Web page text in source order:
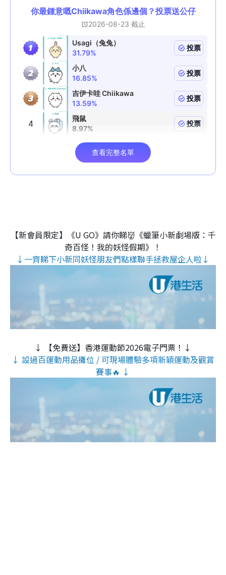
【新會員限定】《U GO》請你睇👹《蠟筆小新劇場版：千
奇百怪！我的妖怪假期》！
↓一齊睇下小新同妖怪朋友們點樣聯手拯救屋企人啦↓
↓ 【免費送】香港運動節2026電子門票！↓
↓ 設過百運動用品攤位 / 可現場體驗多項新穎運動及觀賞
賽事🔥 ↓